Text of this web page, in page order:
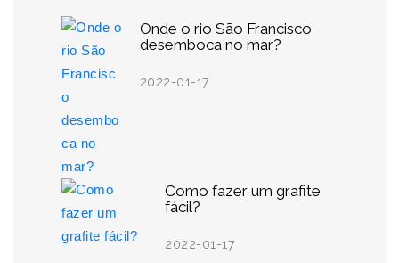
Onde o rio São Francisco
desemboca no mar?
2022-01-17
Como fazer um grafite
fácil?
2022-01-17